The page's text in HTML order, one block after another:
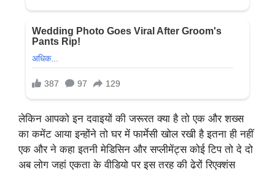
लेकिन आपको इन दवाइयों की जरूरत क्या है तो एक और शख्स
का कमेंट आया इन्होंने तो घर में फार्मेसी खोल रखी है इतना ही नहीं
एक और ने कहा इतनी मेडिसिन और सप्लीमेंट्स कोई टिप तो दे दो
अब लोग जहां एकता के वीडियो पर इस तरह की ढेरों रिएक्शंस